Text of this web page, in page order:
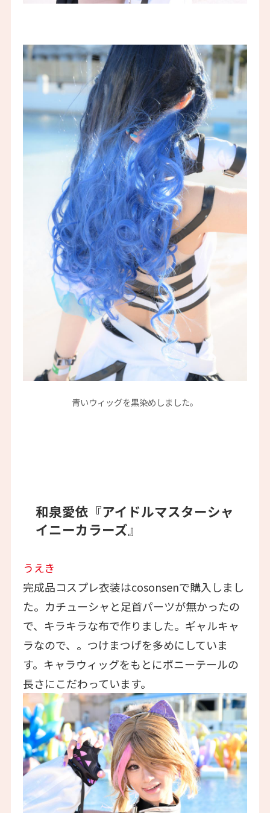
青いウィッグを黒染めしました。
和泉愛依『アイドルマスターシャ
イニーカラーズ』
うえき
完成品コスプレ衣装はcosonsenで購入しまし
た。カチューシャと足首パーツが無かったの
で、キラキラな布で作りました。ギャルキャ
ラなので、。つけまつげを多めにしていま
す。キャラウィッグをもとにポニーテールの
長さにこだわっています。